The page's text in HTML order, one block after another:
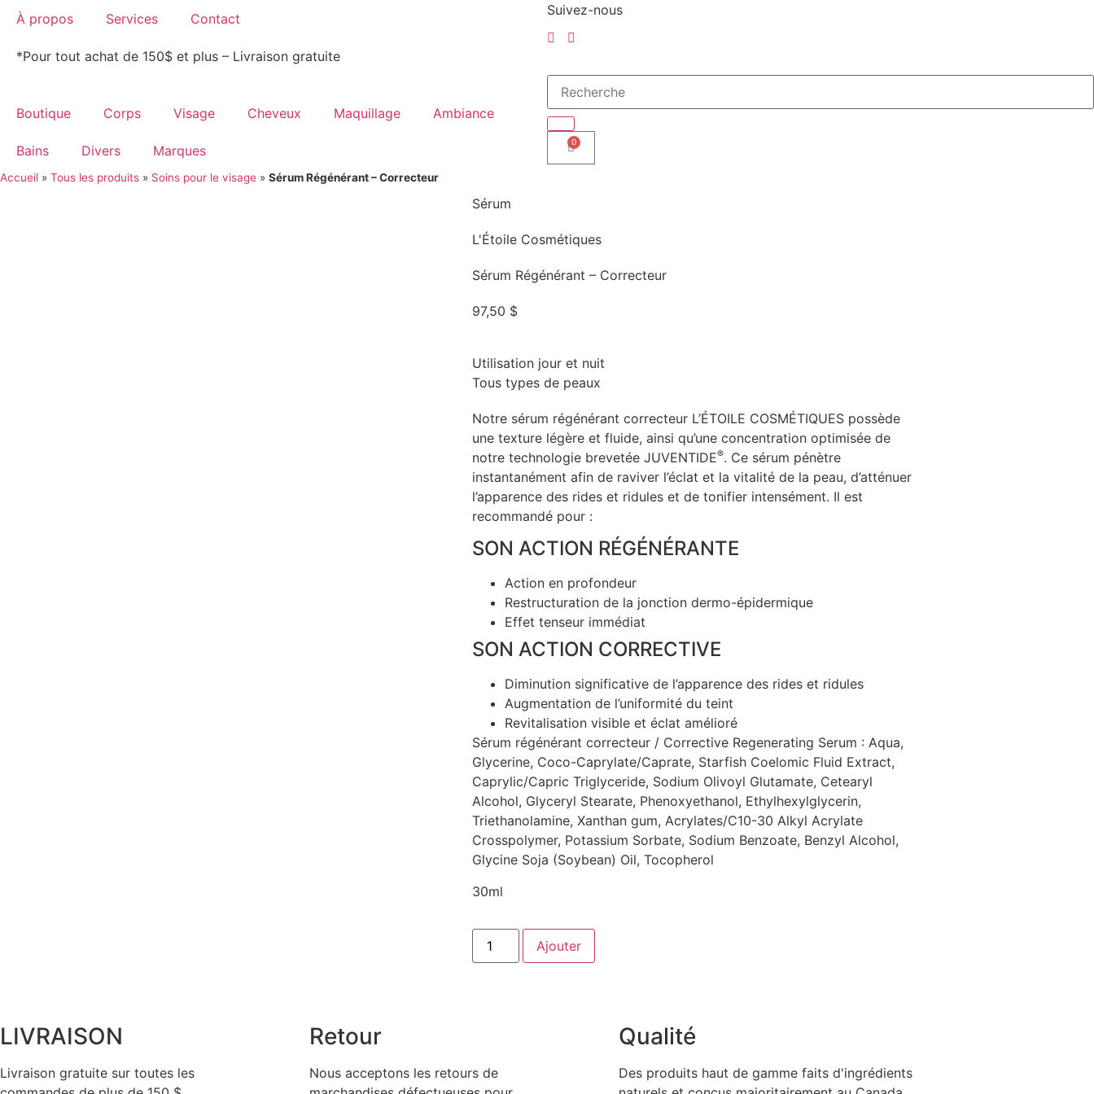
À propos Services Contact
*Pour tout achat de 150$ et plus – Livraison gratuite
Suivez-nous
Boutique Corps Visage Cheveux Maquillage Ambiance
Bains Divers Marques
0
Accueil » Tous les produits » Soins pour le visage » Sérum Régénérant – Correcteur
Sérum
L'Étoile Cosmétiques
Sérum Régénérant – Correcteur
97,50 $
Utilisation jour et nuit
Tous types de peaux
Notre sérum régénérant correcteur L’ÉTOILE COSMÉTIQUES possède
une texture légère et fluide, ainsi qu’une concentration optimisée de
notre technologie brevetée JUVENTIDE®. Ce sérum pénètre
instantanément afin de raviver l’éclat et la vitalité de la peau, d’atténuer
l’apparence des rides et ridules et de tonifier intensément. Il est
recommandé pour :
SON ACTION RÉGÉNÉRANTE
Action en profondeur
Restructuration de la jonction dermo-épidermique
Effet tenseur immédiat
SON ACTION CORRECTIVE
Diminution significative de l’apparence des rides et ridules
Augmentation de l’uniformité du teint
Revitalisation visible et éclat amélioré
Sérum régénérant correcteur / Corrective Regenerating Serum : Aqua,
Glycerine, Coco-Caprylate/Caprate, Starfish Coelomic Fluid Extract,
Caprylic/Capric Triglyceride, Sodium Olivoyl Glutamate, Cetearyl
Alcohol, Glyceryl Stearate, Phenoxyethanol, Ethylhexylglycerin,
Triethanolamine, Xanthan gum, Acrylates/C10-30 Alkyl Acrylate
Crosspolymer, Potassium Sorbate, Sodium Benzoate, Benzyl Alcohol,
Glycine Soja (Soybean) Oil, Tocopherol
30ml
Ajouter
LIVRAISON
Livraison gratuite sur toutes les
Retour
Nous acceptons les retours de
Qualité
Des produits haut de gamme faits d'ingrédients